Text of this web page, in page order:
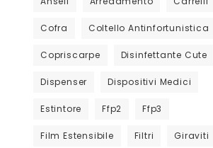
Cofra Coltello Antinfortunistica
Copriscarpe Disinfettante Cute
Dispenser Dispositivi Medici
Estintore Ffp2 Ffp3
Film Estensibile Filtri Giraviti